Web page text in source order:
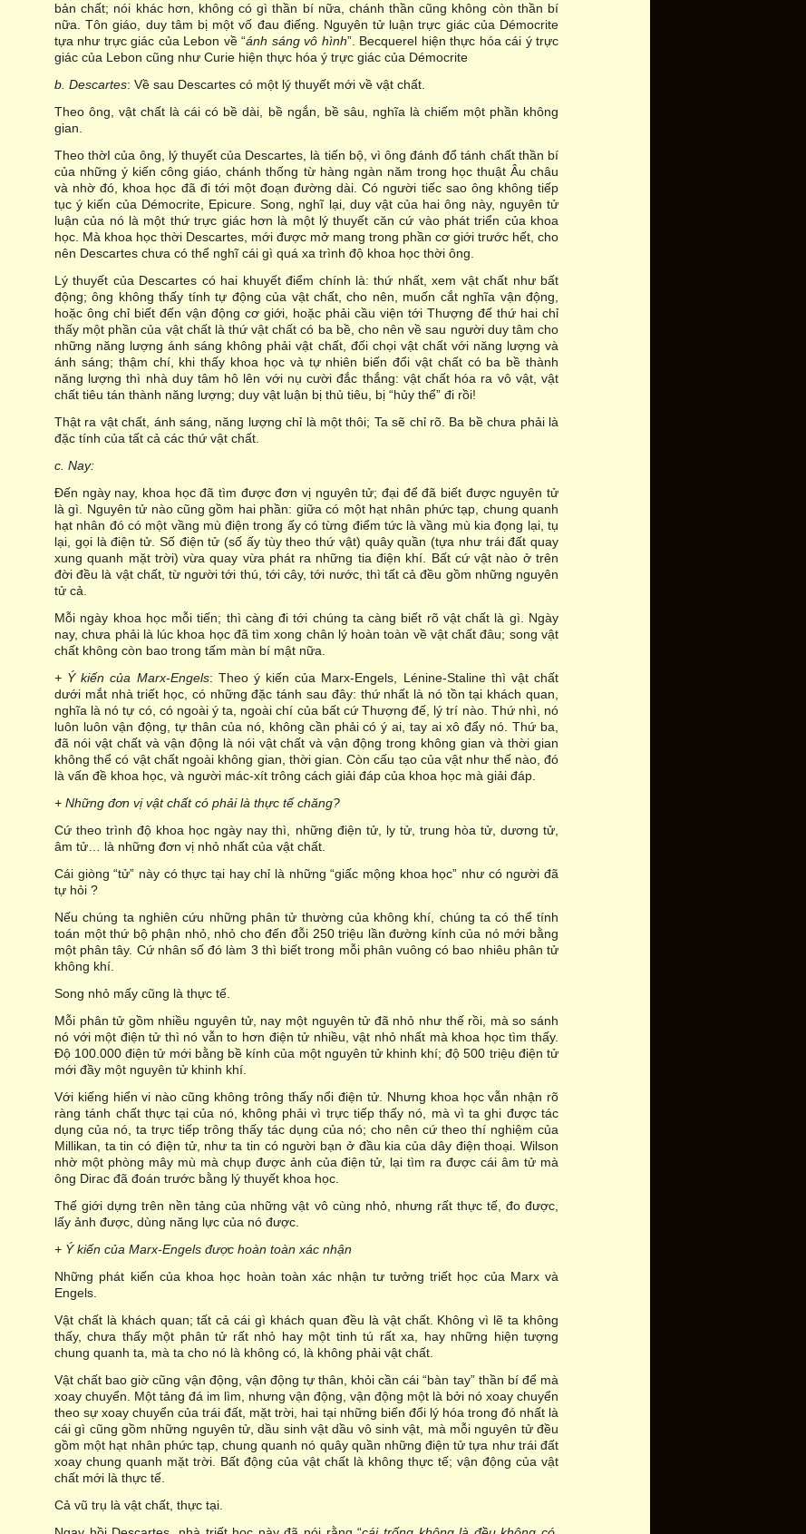
bản chất; nói khác hơn, không có gì thần bí nữa, chánh thần cũng không còn thần bí
nữa. Tôn giáo, duy tâm bị một vố đau điếng. Nguyên tử luận trực giác của Démocrite
tựa như trực giác của Lebon về “ánh sáng vô hình”. Becquerel hiện thực hóa cái ý trực
giác của Lebon cũng như Curie hiện thực hóa ý trực giác của Démocrite
b. Descartes: Về sau Descartes có một lý thuyết mới về vật chất.
Theo ông, vật chất là cái có bề dài, bề ngắn, bề sâu, nghĩa là chiếm một phần không
gian.
Theo thờI của ông, lý thuyết của Descartes, là tiến bộ, vì ông đánh đổ tánh chất thần bí
của những ý kiến công giáo, chánh thống từ hàng ngàn năm trong học thuật Âu châu
và nhờ đó, khoa học đã đi tới một đoạn đường dài. Có người tiếc sao ông không tiếp
tục ý kiến của Démocrite, Epicure. Song, nghĩ lại, duy vật của hai ông này, nguyên tử
luận của nó là một thứ trực giác hơn là một lý thuyết căn cứ vào phát triển của khoa
học. Mà khoa học thời Descartes, mới được mở mang trong phần cơ giới trước hết, cho
nên Descartes chưa có thể nghĩ cái gì quá xa trình độ khoa học thời ông.
Lý thuyết của Descartes có hai khuyết điểm chính là: thứ nhất, xem vật chất như bất
động; ông không thấy tính tự động của vật chất, cho nên, muốn cắt nghĩa vận động,
hoặc ông chỉ biết đến vận động cơ giới, hoặc phải cầu viện tới Thượng đế thứ hai chỉ
thấy một phần của vật chất là thứ vật chất có ba bề, cho nên về sau người duy tâm cho
những năng lượng ánh sáng không phải vật chất, đối chọi vật chất với năng lượng và
ánh sáng; thậm chí, khi thấy khoa học và tự nhiên biến đổi vật chất có ba bề thành
năng lượng thì nhà duy tâm hô lên với nụ cười đắc thắng: vật chất hóa ra vô vật, vật
chất tiêu tán thành năng lượng; duy vật luận bị thủ tiêu, bị “hủy thể” đi rồi!
Thật ra vật chất, ánh sáng, năng lượng chỉ là một thôi; Ta sẽ chỉ rõ. Ba bề chưa phải là
đặc tính của tất cả các thứ vật chất.
c. Nay:
Đến ngày nay, khoa học đã tìm được đơn vị nguyên tử; đại để đã biết được nguyên tử
là gì. Nguyên tử nào cũng gồm hai phần: giữa có một hạt nhân phức tạp, chung quanh
hạt nhân đó có một vầng mù điện trong ấy có từng điểm tức là vầng mù kia đọng lại, tụ
lại, gọi là điện tử. Số điện tử (số ấy tùy theo thứ vật) quây quần (tựa như trái đất quay
xung quanh mặt trời) vừa quay vừa phát ra những tia điện khí. Bất cứ vật nào ở trên
đời đều là vật chất, từ người tới thú, tới cây, tới nước, thì tất cả đều gồm những nguyên
tử cả.
Mỗi ngày khoa học mỗi tiến; thì càng đi tới chúng ta càng biết rõ vật chất là gì. Ngày
nay, chưa phải là lúc khoa học đã tìm xong chân lý hoàn toàn về vật chất đâu; song vật
chất không còn bao trong tấm màn bí mật nữa.
+ Ý kiến của Marx-Engels: Theo ý kiến của Marx-Engels, Lénine-Staline thì vật chất
dưới mắt nhà triết học, có những đặc tánh sau đây: thứ nhất là nó tồn tại khách quan,
nghĩa là nó tự có, có ngoài ý ta, ngoài chí của bất cứ Thượng đế, lý trí nào. Thứ nhì, nó
luôn luôn vận động, tự thân của nó, không cần phải có ý ai, tay ai xô đẩy nó. Thứ ba,
đã nói vật chất và vận động là nói vật chất và vận động trong không gian và thời gian
không thể có vật chất ngoài không gian, thời gian. Còn cấu tạo của vật như thế nào, đó
là vấn đề khoa học, và người mác-xít trông cách giải đáp của khoa học mà giải đáp.
+ Những đơn vị vật chất có phải là thực tế chăng?
Cứ theo trình độ khoa học ngày nay thì, những điện tử, ly tử, trung hòa tử, dương tử,
âm tử… là những đơn vị nhỏ nhất của vật chất.
Cái giòng “tử” này có thực tại hay chỉ là những “giấc mộng khoa học” như có người đã
tự hỏi ?
Nếu chúng ta nghiên cứu những phân tử thường của không khí, chúng ta có thể tính
toán một thứ bộ phận nhỏ, nhỏ cho đến đỗi 250 triệu lần đường kính của nó mới bằng
một phân tây. Cứ nhân số đó làm 3 thì biết trong mỗi phân vuông có bao nhiêu phân tử
không khí.
Song nhỏ mấy cũng là thực tế.
Mỗi phân tử gồm nhiều nguyên tử, nay một nguyên tử đã nhỏ như thế rồi, mà so sánh
nó với một điện tử thì nó vẫn to hơn điện tử nhiều, vật nhỏ nhất mà khoa học tìm thấy.
Độ 100.000 điện tử mới bằng bề kính của một nguyên tử khinh khí; độ 500 triệu điện tử
mới đầy một nguyên tử khinh khí.
Với kiếng hiển vi nào cũng không trông thấy nổi điện tử. Nhưng khoa học vẫn nhận rõ
ràng tánh chất thực tại của nó, không phải vì trực tiếp thấy nó, mà vì ta ghi được tác
dụng của nó, ta trực tiếp trông thấy tác dụng của nó; cho nên cứ theo thí nghiệm của
Millikan, ta tin có điện tử, như ta tin có người bạn ở đầu kia của dây điện thoại. Wilson
nhờ một phòng mây mù mà chụp được ảnh của điện tử, lại tìm ra được cái âm tử mà
ông Dirac đã đoán trước bằng lý thuyết khoa học.
Thế giới dựng trên nền tảng của những vật vô cùng nhỏ, nhưng rất thực tế, đo được,
lấy ảnh được, dùng năng lực của nó được.
+ Ý kiến của Marx-Engels được hoàn toàn xác nhận
Những phát kiến của khoa học hoàn toàn xác nhận tư tưởng triết học của Marx và
Engels.
Vật chất là khách quan; tất cả cái gì khách quan đều là vật chất. Không vì lẽ ta không
thấy, chưa thấy một phân tử rất nhỏ hay một tinh tú rất xa, hay những hiện tượng
chung quanh ta, mà ta cho nó là không có, là không phải vật chất.
Vật chất bao giờ cũng vận động, vận động tự thân, khỏi cần cái “bàn tay” thần bí để mà
xoay chuyển. Một tảng đá im lìm, nhưng vận động, vận động một là bởi nó xoay chuyển
theo sự xoay chuyển của trái đất, mặt trời, hai tại những biến đổi lý hóa trong đó nhất là
cái gì cũng gồm những nguyên tử, dầu sinh vật dầu vô sinh vật, mà mỗi nguyên tử đều
gồm một hạt nhân phức tạp, chung quanh nó quây quần những điện tử tựa như trái đất
xoay chung quanh mặt trời. Bất động của vật chất là không thực tế; vận động của vật
chất mới là thực tế.
Cả vũ trụ là vật chất, thực tại.